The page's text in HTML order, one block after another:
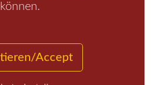
können.
Accept
/ Impressum